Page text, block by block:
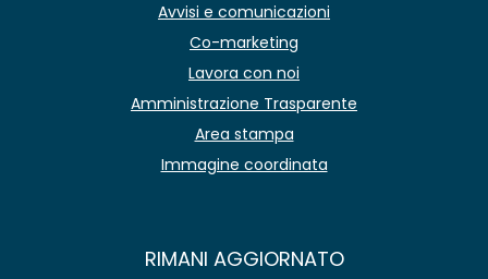
Avvisi e comunicazioni
Co-marketing
Lavora con noi
Amministrazione Trasparente
Area stampa
Immagine coordinata
RIMANI AGGIORNATO